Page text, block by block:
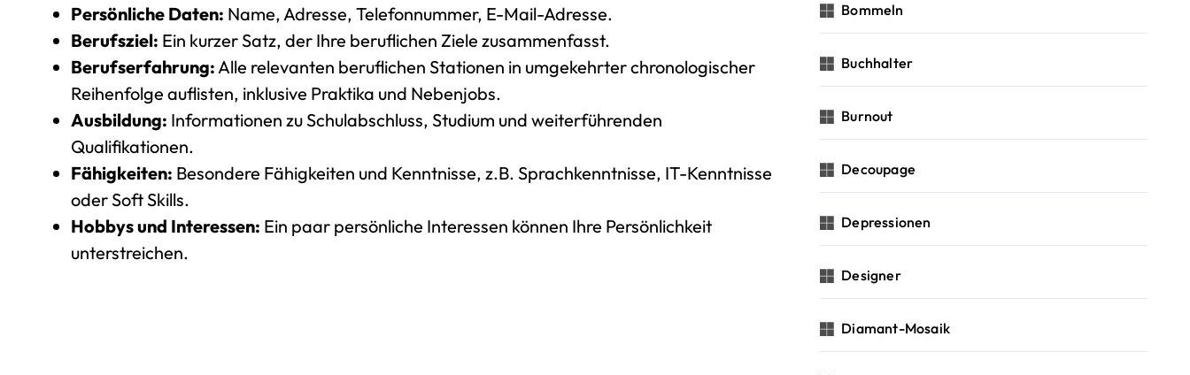
Persönliche Daten: Name, Adresse, Telefonnummer, E-Mail-Adresse.
Berufsziel: Ein kurzer Satz, der Ihre beruflichen Ziele zusammenfasst.
Berufserfahrung:Alle relevanten beruflichen Stationen in umgekehrter chronologischer
Reihenfolge auflisten, inklusive Praktika und Nebenjobs.
Ausbildung: Informationen zu Schulabschluss, Studium und weiterführenden
Qualifikationen.
Fähigkeiten: Besondere Fähigkeiten und Kenntnisse, z.B. Sprachkenntnisse, IT-Kenntnisse
oder Soft Skills.
Hobbys und Interessen: Ein paar persönliche Interessen können Ihre Persönlichkeit
unterstreichen.
Bommeln
Buchhalter
Burnout
Decoupage
Depressionen
Designer
Diamant-Mosaik